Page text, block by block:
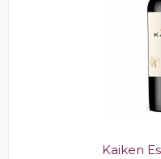
Kaiken